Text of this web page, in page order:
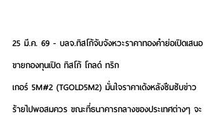
25 มี.ค. 69 - บลจ.ทิสโก้จับจังหวะราคาทองคำย่อเปิดเสนอ
ขายกองทุนเปิด ทิสโก้ โกลด์ ทริก
เกอร์ 5M#2 (TGOLD5M2) มั่นใจราคาเด้งหลังซึมซับข่าว
ร้ายไปพอสมควร ขณะที่ธนาคารกลางของประเทศต่างๆ จะ